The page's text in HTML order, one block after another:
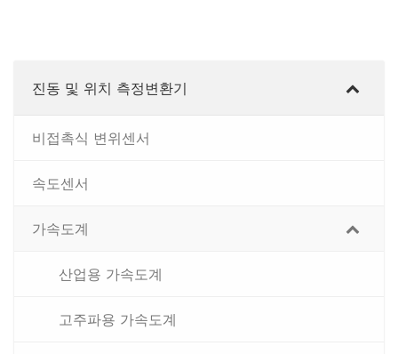
진동 및 위치 측정변환기
비접촉식 변위센서
속도센서
가속도계
산업용 가속도계
고주파용 가속도계